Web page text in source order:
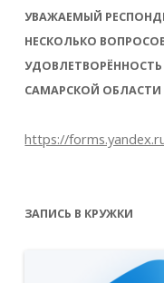
УВАЖАЕМЫЙ
НЕСКОЛЬКО
САМАРСКОЙ ОБЛАСТИ
https://
ЗАПИСЬ В КРУЖКИ